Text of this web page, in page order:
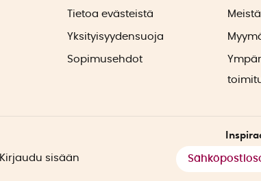
Tietoa evästeistä
Yksityisyydensuoja
Sopimusehdot
Meistä
Kirjaudu sisään